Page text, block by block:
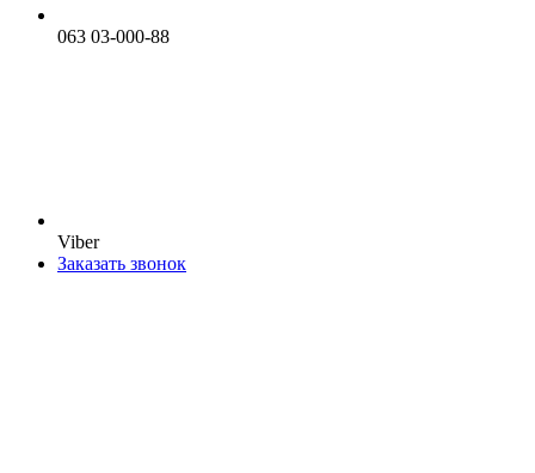
063 03-000-88
Viber
Заказать звонок